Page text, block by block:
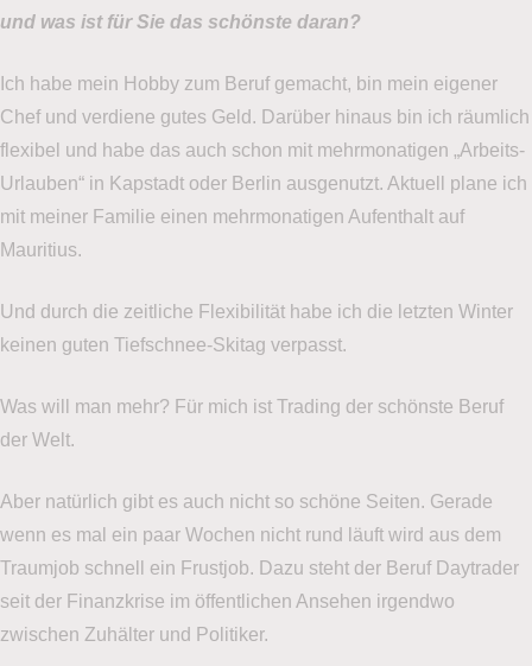
und was ist für Sie das schönste daran?
Ich habe mein Hobby zum Beruf gemacht, bin mein eigener
Chef und verdiene gutes Geld. Darüber hinaus bin ich räumlich
flexibel und habe das auch schon mit mehrmonatigen „Arbeits-
Urlauben“ in Kapstadt oder Berlin ausgenutzt. Aktuell plane ich
mit meiner Familie einen mehrmonatigen Aufenthalt auf
Mauritius.
Und durch die zeitliche Flexibilität habe ich die letzten Winter
keinen guten Tiefschnee-Skitag verpasst.
Was will man mehr? Für mich ist Trading der schönste Beruf
der Welt.
Aber natürlich gibt es auch nicht so schöne Seiten. Gerade
wenn es mal ein paar Wochen nicht rund läuft wird aus dem
Traumjob schnell ein Frustjob. Dazu steht der Beruf Daytrader
seit der Finanzkrise im öffentlichen Ansehen irgendwo
zwischen Zuhälter und Politiker.